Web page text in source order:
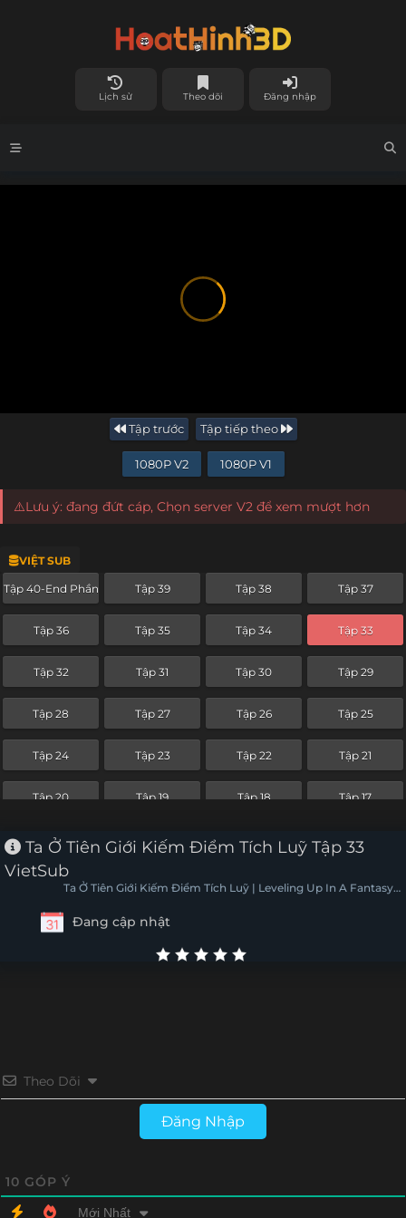
Lịch sử Theo dõi Đăng nhập
Tập trước Tập tiếp theo
1080P V2 1080P V1
⚠️Lưu ý: đang đứt cáp, Chọn server V2 để xem mượt hơn
VIỆT SUB
Tập 40-End Phần Tập 39 Tập 38 Tập 37
Tập 36 Tập 35 Tập 34 Tập 33
Tập 32 Tập 31 Tập 30 Tập 29
Tập 28 Tập 27 Tập 26 Tập 25
Tập 24 Tập 23 Tập 22 Tập 21
Tập 20 Tập 19 Tập 18 Tập 17
Tập 16 Tập 15 Tập 14 Tập 13
Tập 12 Tập 11
Tập 8 Tập 7
Tập 3 Tập 2
Ta Ở Tiên Giới Kiếm Điểm Tích Luỹ Tập 33
VietSub
Ta Ở Tiên Giới Kiếm Điểm Tích Luỹ | Leveling Up In A Fantasy
Đang cập nhật
Theo Dõi
Đăng Nhập
10 GÓP Ý
Mới Nhất